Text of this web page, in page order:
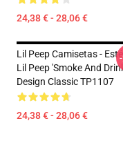
24,38 € - 28,06 €
Lil Peep Camisetas -
Lil Peep 'Smoke And Drink'
Design Classic TP1107
24,38 € - 28,06 €